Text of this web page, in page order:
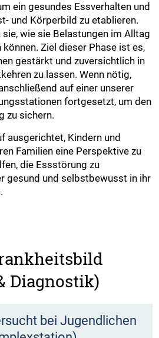
ein gesundes Essverhalten und
und Körperbild zu etablieren.
wie sie Belastungen im Alltag
Ziel dieser Phase ist es,
gestärkt und zuversichtlich in
zu lassen. Wenn nötig,
auf einer unserer
fortgesetzt, um den
zu sichern.
ausgerichtet, Kindern und
Familien eine Perspektive zu
die Essstörung zu
gesund und selbstbewusst in ihr
Diagnostik)
bei Jugendlichen